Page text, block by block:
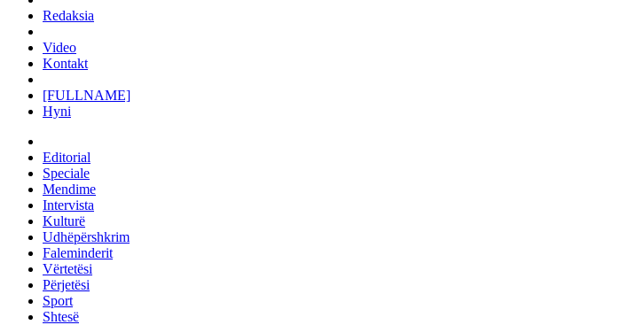
Redaksia
Video
Kontakt
[FULLNAME]
Hyni
Editorial
Speciale
Mendime
Intervista
Kulturë
Udhëpërshkrim
Faleminderit
Vërtetësi
Përjetësi
Sport
Shtesë